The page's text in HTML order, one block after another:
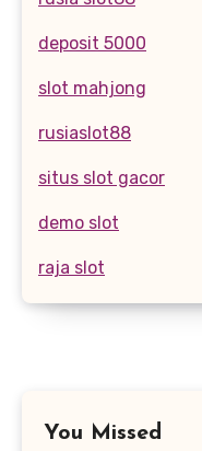
deposit 5000
slot mahjong
rusiaslot88
situs slot gacor
demo slot
raja slot
You Missed